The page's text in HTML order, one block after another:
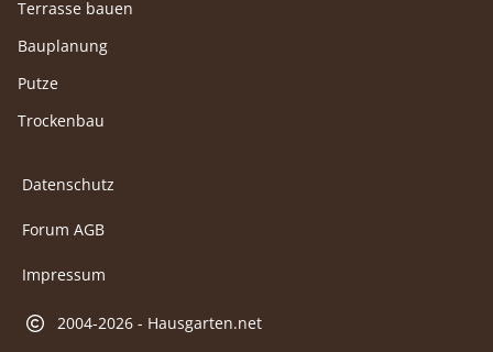
Terrasse bauen
Bauplanung
Putze
Trockenbau
Datenschutz
Forum AGB
Impressum
2004-2026 - Hausgarten.net